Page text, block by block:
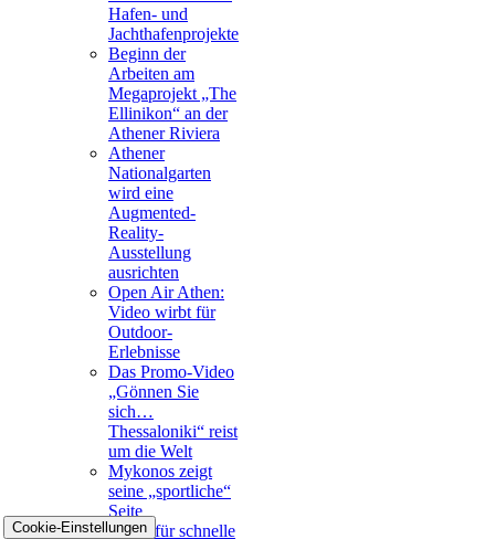
Hafen- und
Jachthafenprojekte
Beginn der
Arbeiten am
Megaprojekt „The
Ellinikon“ an der
Athener Riviera
Athener
Nationalgarten
wird eine
Augmented-
Reality-
Ausstellung
ausrichten
Open Air Athen:
Video wirbt für
Outdoor-
Erlebnisse
Das Promo-Video
„Gönnen Sie
sich…
Thessaloniki“ reist
um die Welt
Mykonos zeigt
seine „sportliche“
Seite
Metro für schnelle
Cookie-Einstellungen